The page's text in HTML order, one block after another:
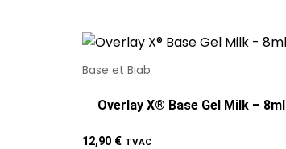
Base et Biab
Overlay X® Base Gel Milk – 8ml
12,90 € TVAC